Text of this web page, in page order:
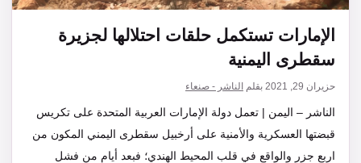
الإمارات تستكمل حلقات احتلالها لجزيرة
سقطرى اليمنية
حزيران 29, 2021 بقلم الناشر - صنعاء
الناشر – اليمن | تعمل دولة الإمارات العربية المتحدة على تكريس
قبضتها العسكرية والأمنية على أرخبيل سقطرى اليمني المكون من
اربع جزر والواقع في قلب المحيط الهندي؛ فبعد أيام من فشل